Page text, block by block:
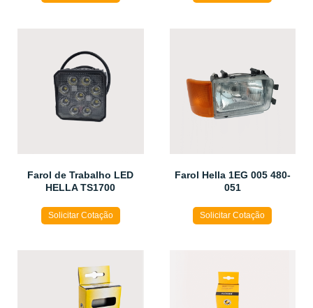
Farol de Trabalho LED
HELLA TS1700
Solicitar Cotação
Farol Hella 1EG 005 480-
051
Solicitar Cotação